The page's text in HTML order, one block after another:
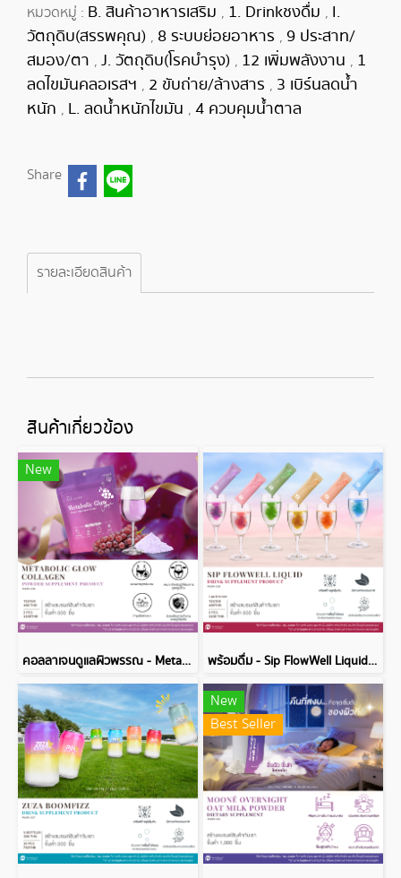
หมวดหมู่ : B. สินค้าอาหารเสริม , 1. Drinkชงดื่ม , I.
วัตถุดิบ(สรรพคุณ) , 8 ระบบย่อยอาหาร , 9 ประสาท/
สมอง/ตา , J. วัตถุดิบ(โรคบำรุง) , 12 เพิ่มพลังงาน , 1
ลดไขมันคลอเรสฯ , 2 ขับถ่าย/ล้างสาร , 3 เบิร์นลดน้ำ
หนัก , L. ลดน้ำหนักไขมัน , 4 ควบคุมน้ำตาล
Share
รายละเอียดสินค้า
สินค้าเกี่ยวข้อง
New
คอลลาเจนดูแลผิวพรรณ - Metabolic Glow Collagen พร้อมดื่ม - Sip FlowWell Liquid Drink Supplement Product
New
Best Seller